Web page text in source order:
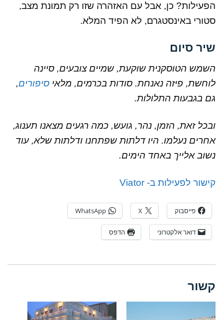
הפעילות? כן, אבל עם האזהרה שזו רק תמונת מצב,
סטורי באינסטגרם, לא הפיד המלא.
שיר סיום
השמש הטוסקנית שוקעת, שמיים צובעים, סיינה
לוחשת, פיזה נאנחת. סודות בכרמים, מלאי סיפורים,
גם בגבעות התלולות.
ובכל זאת, הזמן, נהר, גועש, כמה רגעים מצאנו תענוג,
אחרים נעלמו. היו דלתות שפתחנו ודלתות שלא, עוד
נשוב אלייך באחד הימים.
קישור לפעילות ב- Viator
פייסבוק X
WhatsApp
דואר אלקטרוני הדפס
קשור